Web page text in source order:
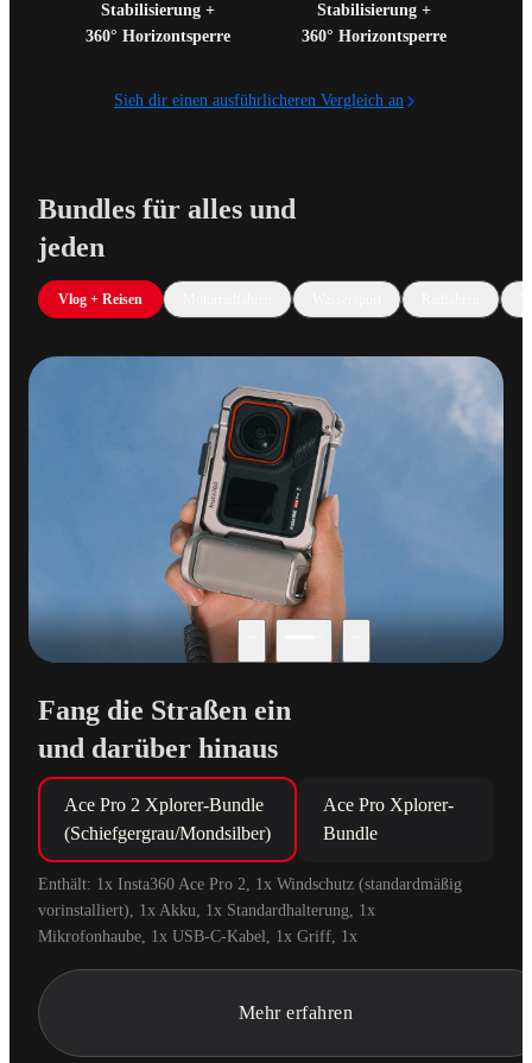
Stabilisierung +
360° Horizontsperre
Stabilisierung +
360° Horizontsperre
Sieh dir einen ausführlicheren Vergleich an
Bundles für alles und
jeden
Vlog + Reisen
Fang die Straßen ein
und darüber hinaus
Ace Pro 2 Xplorer-Bundle
(Schiefgergrau/Mondsilber)
Ace Pro Xplorer-
Bundle
Enthält: 1x Insta360 Ace Pro 2, 1x Windschutz (standardmäßig
vorinstalliert), 1x Akku, 1x Standardhalterung, 1x
Mikrofonhaube, 1x USB-C-Kabel, 1x Griff, 1x
Dekorative Zubehörschuh-Kappe, 1x Handgelenkriemen.
Mehr erfahren